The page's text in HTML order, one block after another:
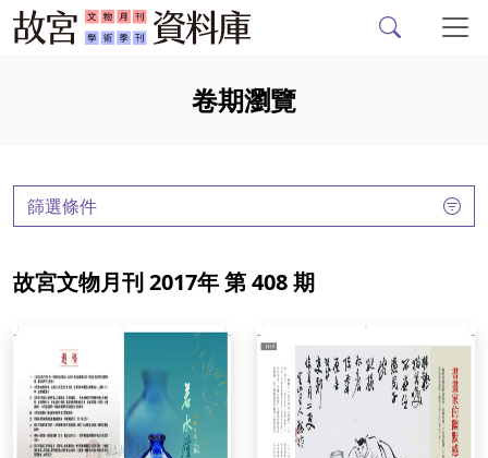
故宮文物月刊、故宮學
卷期瀏覽
篩選條件
故宮文物月刊 2017年 第 408 期